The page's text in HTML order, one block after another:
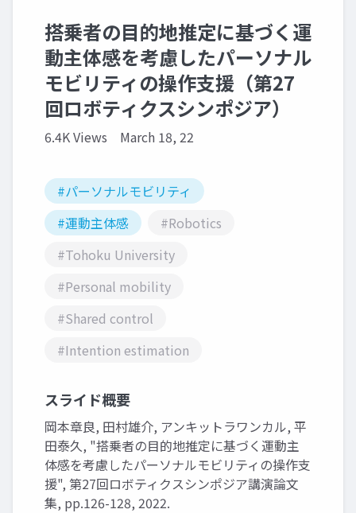
搭乗者の目的地推定に基づく運
動主体感を考慮したパーソナル
モビリティの操作支援（第27
回ロボティクスシンポジア）
6.4K Views March 18, 22
#パーソナルモビリティ
#運動主体感
#Robotics
#Tohoku University
#Personal mobility
#Shared control
#Intention estimation
スライド概要
岡本章良, 田村雄介, アンキットラワンカル, 平
田泰久, "搭乗者の目的地推定に基づく運動主
体感を考慮したパーソナルモビリティの操作支
援", 第27回ロボティクスシンポジア講演論文
集, pp.126-128, 2022.